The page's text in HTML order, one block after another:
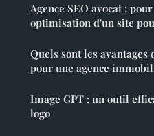
Agence SEO avocat :
optimisation d'un site
Quels sont les
pour une agence
Image GPT : un outil
logo